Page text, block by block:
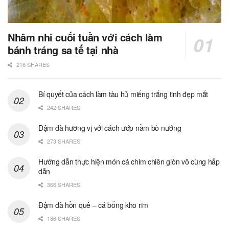
Nhâm nhi cuối tuần với cách làm
bánh tráng sa tế tại nhà
216 SHARES
Bí quyết của cách làm tàu hủ miếng trắng tinh đẹp mắt
242 SHARES
Đậm đà hương vị với cách ướp nầm bò nướng
273 SHARES
Hướng dẫn thực hiện món cá chim chiên giòn vô cùng hấp
dẫn
366 SHARES
Đậm đà hồn quê – cá bống kho rim
186 SHARES